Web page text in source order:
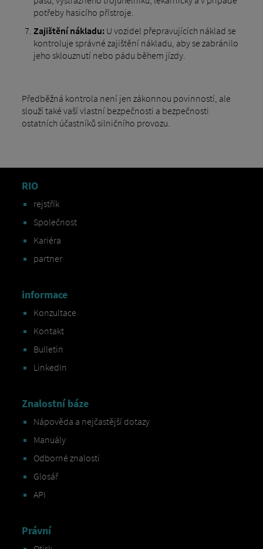
potřeby hasicího přístroje.
Zajištění nákladu:U vozidel přepravujících náklad se
kontroluje správné zajištění nákladu, aby se zabránilo
jeho sklouznutí nebo pádu během jízdy.
Předběžná kontrola není jen zákonnou povinností, ale
slouží také vaší vlastní bezpečnosti a bezpečnosti
ostatních účastníků silničního provozu.
RIO
rejstřík
Společnost
Kariéra
partner
informace
Konzultace
Kontakt
Bulletin
LinkedIn
Znalostní báze
Nápověda a nejčastější dotazy
Manuály
Odborné znalosti
Glosář
API
Právní